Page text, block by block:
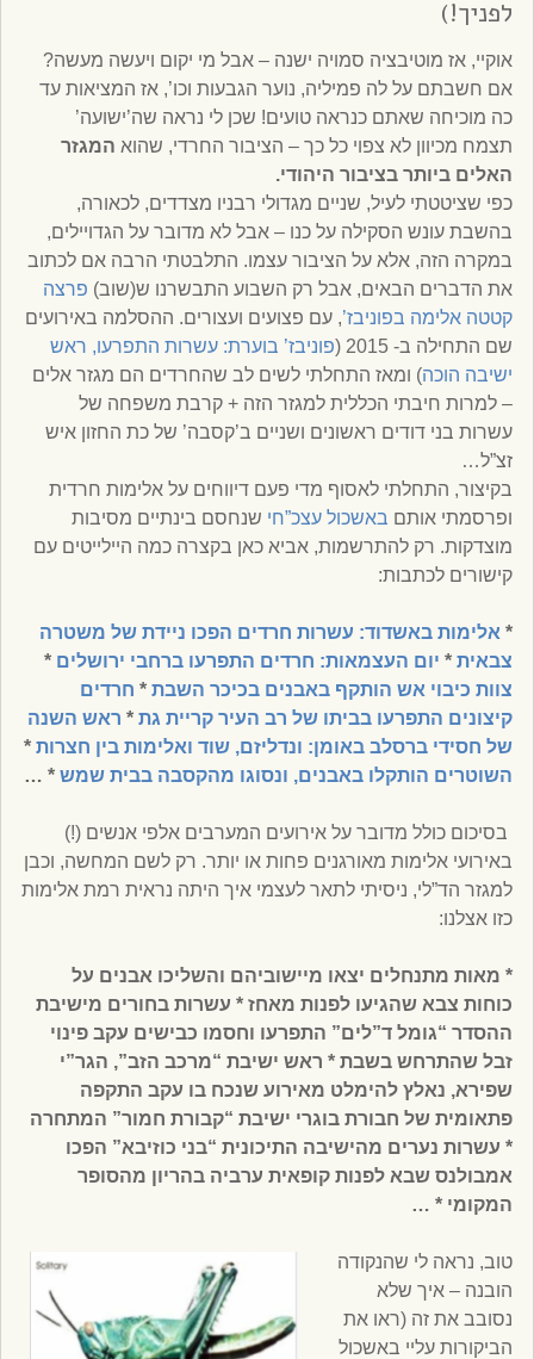
לפניך!)
אוקיי, אז מוטיבציה סמויה ישנה – אבל מי יקום ויעשה מעשה?
אם חשבתם על לה פמיליה, נוער הגבעות וכו’, אז המציאות עד
כה מוכיחה שאתם כנראה טועים! שכן לי נראה שה’ישועה’
תצמח מכיוון לא צפוי כל כך – הציבור החרדי, שהוא המגזר
האלים ביותר בציבור היהודי.
כפי שציטטתי לעיל, שניים מגדולי רבניו מצדדים, לכאורה,
בהשבת עונש הסקילה על כנו – אבל לא מדובר על הגדויילים,
במקרה הזה, אלא על הציבור עצמו. התלבטתי הרבה אם לכתוב
את הדברים הבאים, אבל רק השבוע התבשרנו ש(שוב) פרצה
קטטה אלימה בפוניבז’, עם פצועים ועצורים. ההסלמה באירועים
שם התחילה ב- 2015 (
פוניבז’ בוערת: עשרות התפרעו, ראש
ישיבה הוכה) ומאז התחלתי לשים לב שהחרדים הם מגזר אלים
– למרות חיבתי הכללית למגזר הזה + קרבת משפחה של
עשרות בני דודים ראשונים ושניים ב’קסבה’ של כת החזון איש
זצ”ל…
בקיצור, התחלתי לאסוף מדי פעם דיווחים על אלימות חרדית
ופרסמתי אותם באשכול עצכ”חי שנחסם בינתיים מסיבות
מוצדקות. רק להתרשמות, אביא כאן בקצרה כמה היילייטים עם
קישורים לכתבות:
* אלימות באשדוד: עשרות חרדים הפכו ניידת של משטרה
צבאית * יום העצמאות: חרדים התפרעו ברחבי ירושלים *
צוות כיבוי אש הותקף באבנים בכיכר השבת * חרדים
קיצונים התפרעו בביתו של רב העיר קריית גת * ראש השנה
של חסידי ברסלב באומן: ונדליזם, שוד ואלימות בין חצרות *
השוטרים הותקלו באבנים, ונסוגו מהקסבה בבית שמש * …
בסיכום כולל מדובר על אירועים המערבים אלפי אנשים (!)
באירועי אלימות מאורגנים פחות או יותר. רק לשם המחשה, וכבן
למגזר הד”לי, ניסיתי לתאר לעצמי איך היתה נראית רמת אלימות
כזו אצלנו:
* מאות מתנחלים יצאו מיישוביהם והשליכו אבנים על
כוחות צבא שהגיעו לפנות מאחז * עשרות בחורים מישיבת
ההסדר “גומל ד”לים” התפרעו וחסמו כבישים עקב פינוי
זבל שהתרחש בשבת * ראש ישיבת “מרכב הזב”, הגר”י
שפירא, נאלץ להימלט מאירוע שנכח בו עקב התקפה
פתאומית של חבורת בוגרי ישיבת “קבורת חמור” המתחרה
* עשרות נערים מהישיבה התיכונית “בני כוזיבא” הפכו
אמבולנס שבא לפנות קופאית ערביה בהריון מהסופר
המקומי * …
טוב, נראה לי שהנקודה
הובנה – איך שלא
נסובב את זה (ראו את
הביקורות עליי באשכול